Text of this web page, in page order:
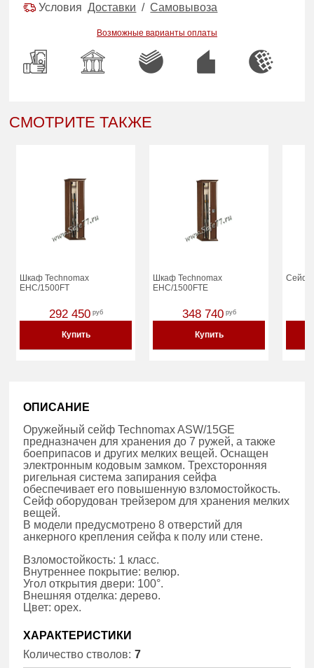
УсловияДоставки /Самовывоза
Возможные варианты оплаты
СМОТРИТЕ ТАКЖЕ
Шкаф Technomax
EHC/1500FT
292 450 руб
Купить
Шкаф Technomax
EHC/1500FTE
348 740 руб
Купить
Сейф
ОПИСАНИЕ
Оружейный сейф Technomax ASW/15GE
предназначен для хранения до 7 ружей, а также
боеприпасов и других мелких вещей. Оснащен
электронным кодовым замком. Трехсторонняя
ригельная система запирания сейфа
обеспечивает его повышенную взломостойкость.
Сейф оборудован трейзером для хранения мелких
вещей.
В модели предусмотрено 8 отверстий для
анкерного крепления сейфа к полу или стене.
Взломостойкость: 1 класс.
Внутреннее покрытие: велюр.
Угол открытия двери: 100°.
Внешняя отделка: дерево.
Цвет: орех.
ХАРАКТЕРИСТИКИ
Количество стволов: 7